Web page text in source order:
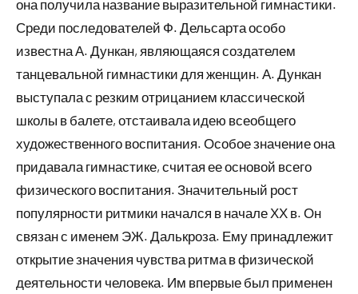
она получила название выразительной гимнастики.
Среди последователей Ф. Дельсарта особо
известна А. Дункан, являющаяся создателем
танцевальной гимнастики для женщин. А. Дункан
выступала с резким отрицанием классической
школы в балете, отстаивала идею всеобщего
художественного воспитания. Особое значение она
придавала гимнастике, считая ее основой всего
физического воспитания. Значительный рост
популярности ритмики начался в начале ХХ в. Он
связан с именем ЭЖ. Далькроза. Ему принадлежит
открытие значения чувства ритма в физической
деятельности человека. Им впервые был применен